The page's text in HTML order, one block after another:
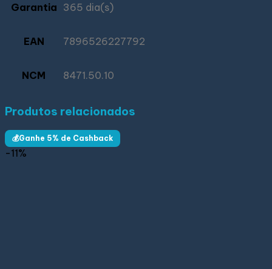
Garantia 365 dia(s)
EAN 7896526227792
NCM 8471.50.10
Produtos relacionados
💰Ganhe 5% de Cashback
-11%